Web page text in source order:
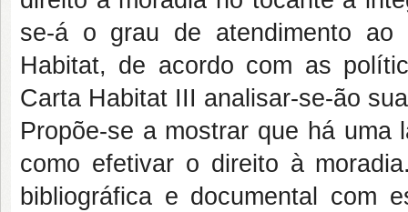
se-á o grau de atendimento ao
Habitat, de acordo com as
Carta Habitat III analisar-se-ão
Propõe-se a mostrar que há uma
como efetivar o direito à
bibliográfica e documental com